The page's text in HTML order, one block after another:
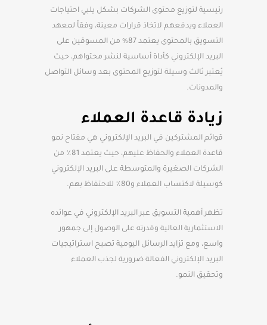
رئيسية لتوزيع محتوى الشركات بشكل يلبي احتياجات
العملاء ويدفعهم لاتخاذ قرارات معينة، وفقاً لمعهد
التسويق بالمحتوى يعتمد 87% من المسوقين على
البريد الإلكتروني كأداة أساسية لنشر محتواهم، حيث
يُعتبر ثالث وسيلة لتوزيع المحتوى بعد وسائل التواصل
والمدونات.
زيادة قاعدة العملاء
قوائم المشتركين في البريد الإلكتروني هي مفتاح نمو
قاعدة العملاء والحفاظ عليهم، حيث يعتمد 81٪ من
الشركات الصغيرة والمتوسطة على البريد الإلكتروني
كوسيلة لاكتساب العملاء و80٪ للاحتفاظ بهم.
تظهر أهمية التسويق عبر البريد الإلكتروني في عوائده
الاستثمارية العالية وقدرته على الوصول إلى جمهور
واسع، ومع تزايد الرسائل اليومية تصبح استراتيجيات
البريد الإلكتروني الفعالة ضرورية لجذب العملاء
وتحقيق النمو.